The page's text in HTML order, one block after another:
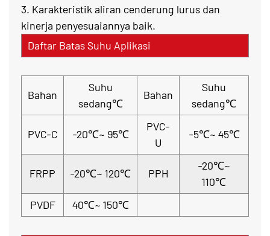
3. Karakteristik aliran cenderung lurus dan
kinerja penyesuaiannya baik.
Daftar Batas Suhu Aplikasi
Bahan
Suhu
sedang℃
Bahan
Suhu
sedang℃
PVC-C -20℃~ 95℃
PVC-
U
-5℃~ 45℃
FRPP -20℃~ 120℃ PPH
-20℃~
110℃
PVDF
40℃~ 150℃